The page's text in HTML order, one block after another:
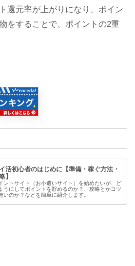
還元率が上がりになり、ポイン
をすることで、ポイントの2重
活初心者のはじめに【準備・稼ぐ方法・
】
ントサイト（お小遣いサイト）を始めたいが、ど
うにしてポイントを貯めるのか？、攻略とかコツ
いのか？などを簡単に紹介します。